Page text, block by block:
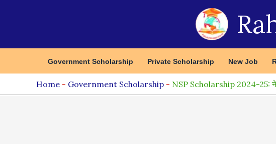
Government Scholarship Private Scholarship New Job
Home - Government Scholarship - NSP Scholarship 2024-25: